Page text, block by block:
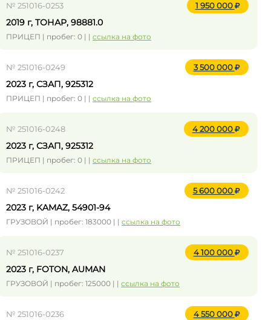
№ 251016-0253 1 950 000
2019 г, ТОНАР, 98881.0
ПРИЦЕП | пробег: 0 | | ссылка на фото
№ 251016-0249 3 500 000
2023 г, СЗАП, 925312
ПРИЦЕП | пробег: 0 | | ссылка на фото
№ 251016-0248 4 200 000
2023 г, СЗАП, 925312
ПРИЦЕП | пробег: 0 | | ссылка на фото
№ 251016-0242 5 600 000
2023 г, KAMAZ, 54901-94
ГРУЗОВОЙ | пробег: 183000 | | ссылка на фото
№ 251016-0237 4 100 000
2023 г, FOTON, AUMAN
ГРУЗОВОЙ | пробег: 125000 | | ссылка на фото
№ 251016-0236 4 550 000